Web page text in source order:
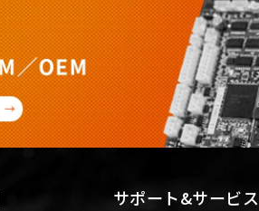
サポート&サービス